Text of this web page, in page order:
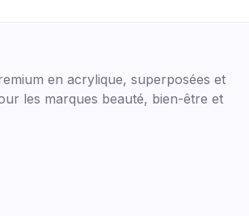
en acrylique, superposées et
les marques beauté, bien-être et